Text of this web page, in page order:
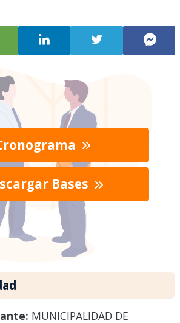
Bases
MUNICIPALIDAD DE